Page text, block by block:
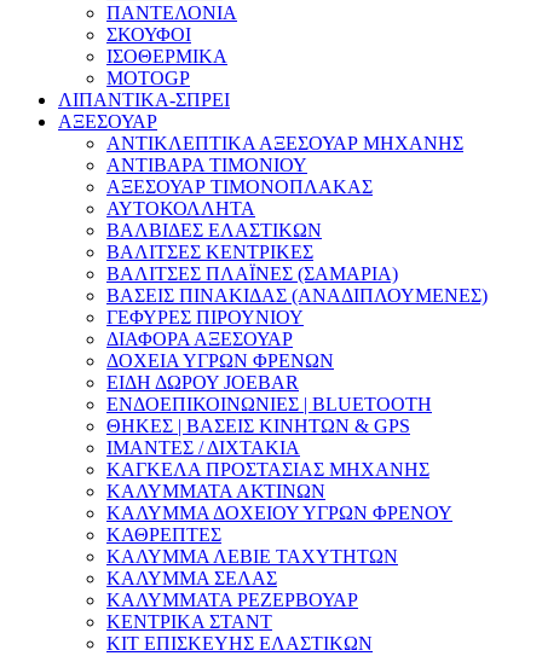
ΠΑΝΤΕΛΟΝΙΑ
ΣΚΟΥΦΟΙ
ΙΣΟΘΕΡΜΙΚΑ
MOTOGP
ΛΙΠΑΝΤΙΚΑ-ΣΠΡΕΙ
ΑΞΕΣΟΥΑΡ
ΑΝΤΙΚΛΕΠΤΙΚΑ ΑΞΕΣΟΥΑΡ ΜΗΧΑΝΗΣ
ΑΝΤΙΒΑΡΑ ΤΙΜΟΝΙΟΥ
ΑΞΕΣΟΥΑΡ ΤΙΜΟΝΟΠΛΑΚΑΣ
ΑΥΤΟΚΟΛΛΗΤΑ
ΒΑΛΒΙΔΕΣ ΕΛΑΣΤΙΚΩΝ
ΒΑΛΙΤΣΕΣ ΚΕΝΤΡΙΚΕΣ
ΒΑΛΙΤΣΕΣ ΠΛΑΪΝΕΣ (ΣΑΜΑΡΙΑ)
ΒΑΣΕΙΣ ΠΙΝΑΚΙΔΑΣ (ΑΝΑΔΙΠΛΟΥΜΕΝΕΣ)
ΓΕΦΥΡΕΣ ΠΙΡΟΥΝΙΟΥ
ΔΙΑΦΟΡΑ ΑΞΕΣΟΥΑΡ
ΔΟΧΕΙΑ ΥΓΡΩΝ ΦΡΕΝΩΝ
ΕΙΔΗ ΔΩΡΟΥ JOEBAR
ΕΝΔΟΕΠΙΚΟΙΝΩΝΙΕΣ | BLUETOOTH
ΘΗΚΕΣ | ΒΑΣΕΙΣ ΚΙΝΗΤΩΝ & GPS
ΙΜΑΝΤΕΣ / ΔΙΧΤΑΚΙΑ
ΚΑΓΚΕΛΑ ΠΡΟΣΤΑΣΙΑΣ ΜΗΧΑΝΗΣ
ΚΑΛΥΜΜΑΤΑ ΑΚΤΙΝΩΝ
ΚΑΛΥΜΜΑ ΔΟΧΕΙΟΥ ΥΓΡΩΝ ΦΡΕΝΟΥ
ΚΑΘΡΕΠΤΕΣ
ΚΑΛΥΜΜΑ ΛΕΒΙΕ ΤΑΧΥΤΗΤΩΝ
ΚΑΛΥΜΜΑ ΣΕΛΑΣ
ΚΑΛΥΜΜΑΤΑ ΡΕΖΕΡΒΟΥΑΡ
ΚΕΝΤΡΙΚΑ ΣΤΑΝΤ
ΚΙΤ ΕΠΙΣΚΕΥΗΣ ΕΛΑΣΤΙΚΩΝ